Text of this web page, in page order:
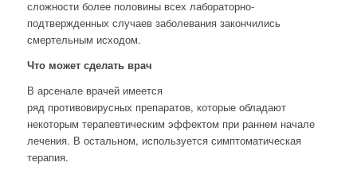
сложности более половины всех лабораторно-
подтвержденных случаев заболевания закончились
смертельным исходом.
Что может сделать врач
В арсенале врачей имеется
ряд противовирусных препаратов, которые обладают
некоторым терапевтическим эффектом при раннем начале
лечения. В остальном, используется симптоматическая
терапия.